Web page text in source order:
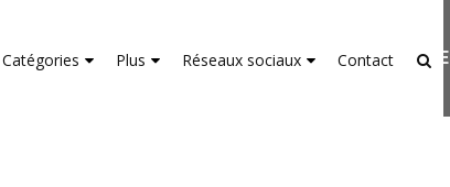
Catégories Plus Réseaux sociaux Contact
Your IP address and user-agent
quality of service, generate usage
LEARN MORE